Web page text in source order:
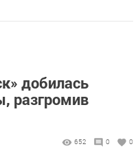
добилась
разгромив
652 0 0